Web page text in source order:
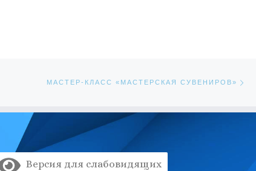
МАСТЕР-КЛАСС «МАСТЕРСКАЯ СУВЕНИРОВ»
Версия для слабовидящих